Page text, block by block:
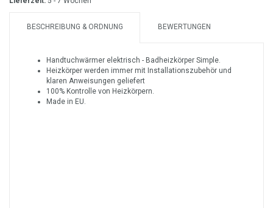
BESCHREIBUNG & ORDNUNG BEWERTUNGEN
Handtuchwärmer elektrisch - Badheizkörper Simple.
Heizkörper werden immer mit Installationszubehör und
klaren Anweisungen geliefert
100% Kontrolle von Heizkörpern.
Made in EU.